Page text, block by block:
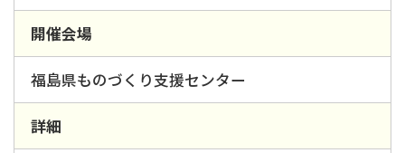
開催会場
福島県ものづくり支援センター
詳細